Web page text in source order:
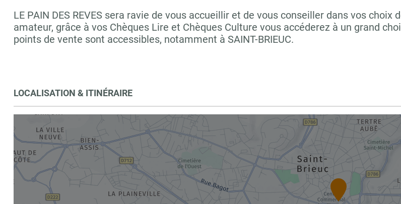
LE PAIN DES REVES sera ravie de vous accueillir et de vous conseiller dans vos
amateur, grâce à vos Chèques Lire et Chèques Culture vous accéderez à un grand
points de vente sont accessibles, notamment à SAINT-BRIEUC.
LOCALISATION & ITINÉRAIRE